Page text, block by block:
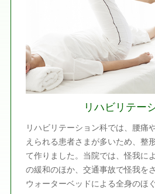
起こっている場合、その原因が何
することが大切です。当院では、
る機器や薬剤を揃えています。
リハビリテー
リハビリテーション科では、腰痛
えられる患者さまが多いため、整
て作りました。当院では、怪我に
の緩和のほか、交通事故で怪我を
ウォーターベッドによる全身のほ